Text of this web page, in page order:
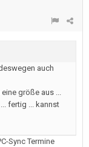
auch
größe aus ...
fertig ... kannst
Sync Termine